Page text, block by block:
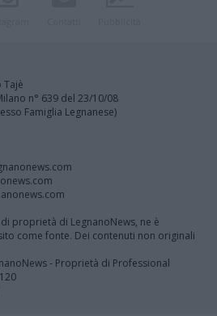
n° 639 del 23/10/08
Famiglia Legnanese)
proprietà di LegnanoNews, ne è
come fonte. Dei contenuti non originali
- Proprietà di Professional